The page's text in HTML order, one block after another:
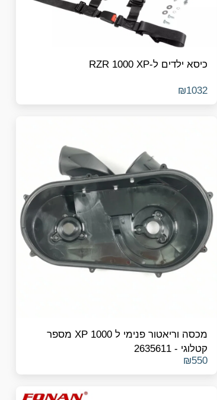
כיסא ילדים ל-RZR 1000 XP
₪1032
מכסה וריאטור פנימי ל XP 1000 מספר
קטלוגי - 2635611
₪550